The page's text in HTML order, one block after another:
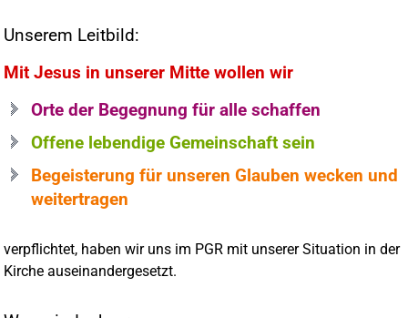
Unserem Leitbild:
Mit Jesus in unserer Mitte wollen wir
Orte der Begegnung für alle schaffen
Offene lebendige Gemeinschaft sein
Begeisterung für unseren Glauben wecken und
weitertragen
verpflichtet, haben wir uns im PGR mit unserer Situation in der
Kirche auseinandergesetzt.